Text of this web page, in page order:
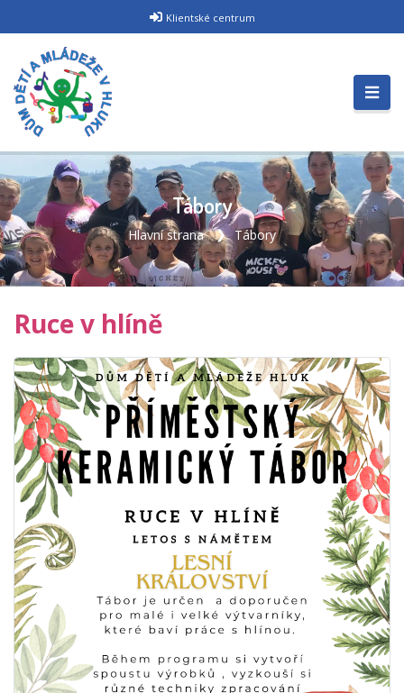
Klientské centrum
Tábory
Hlavní strana Tábory
Ruce v hlíně